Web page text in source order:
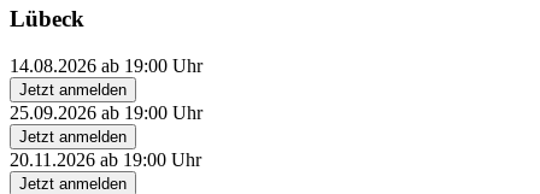
Lübeck
14.08.2026 ab 19:00 Uhr
Jetzt anmelden
25.09.2026 ab 19:00 Uhr
Jetzt anmelden
20.11.2026 ab 19:00 Uhr
Jetzt anmelden